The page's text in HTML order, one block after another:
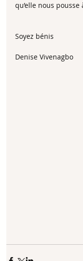
qu’elle nous
Soyez bénis
Denise Vivenagbo